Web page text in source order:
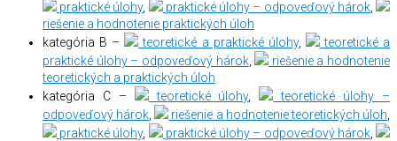
praktické úlohy, praktické úlohy – odpoveďový hárok,
riešenie a hodnotenie praktických úloh
kategória B –
teoretické a praktické úlohy,
teoretické a
praktické úlohy – odpoveďový hárok,
riešenie a hodnotenie
teoretických a praktických úloh
kategória C –
teoretické úlohy,
teoretické úlohy –
odpoveďový hárok
riešenie a hodnotenie teoretických úloh
praktické úlohy, praktické úlohy – odpoveďový hárok,